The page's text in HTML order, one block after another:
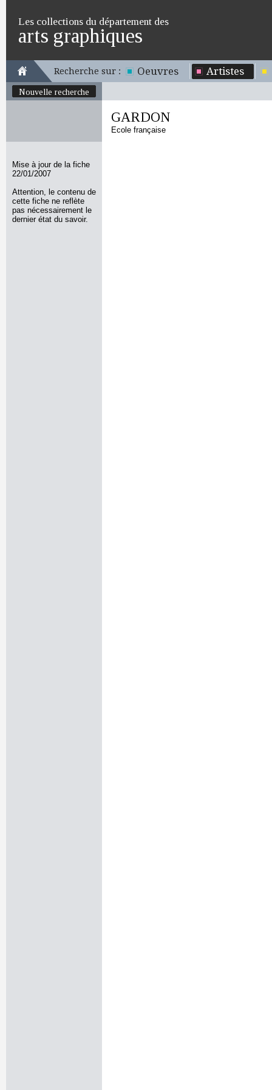
Les collections du département des
arts graphiques
Recherche sur : Oeuvres Artistes
Nouvelle recherche
Mise à jour de la fiche
22/01/2007
Attention, le contenu de
cette fiche ne reflète
pas nécessairement le
dernier état du savoir.
GARDON
Ecole française